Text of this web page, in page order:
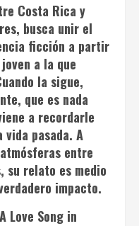
Costa Rica y
busca unir el
ficción a partir
a la que
la sigue,
que es nada
a recordarle
pasada. A
entre
su relato es medio
impacto.
A Love Song in